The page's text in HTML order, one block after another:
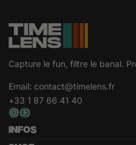
Capture le fun, filtre le banal.
Email: contact@timelens.fr
+33 1 87 66 41 40
INFOS